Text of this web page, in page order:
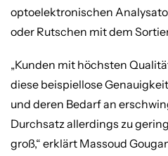
optoelektronischen
oder Rutschen mit dem
„Kunden mit höchsten
diese beispiellose
und deren Bedarf an
Durchsatz allerdings zu
groß,“ erklärt Massoud